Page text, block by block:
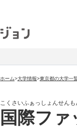
ホーム>大学情報>東京都の大学一
こくさいふぁっしょんせんも
国際フ